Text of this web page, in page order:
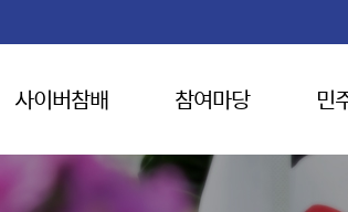
사이버참배 참여마당 민